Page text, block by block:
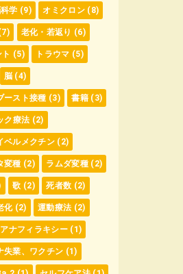
学 (9) オミクロン (8)
老化・若返り (6)
(5) トラウマ (5)
脳 (4)
ースト接種 (3) 書籍 (3)
ク療法 (2)
ベルメクチン (2)
変種 (2) ラムダ変種 (2)
歌 (2) 死者数 (2)
化 (2) 運動療法 (2)
アナフィラキシー (1)
失業、ワクチン (1)